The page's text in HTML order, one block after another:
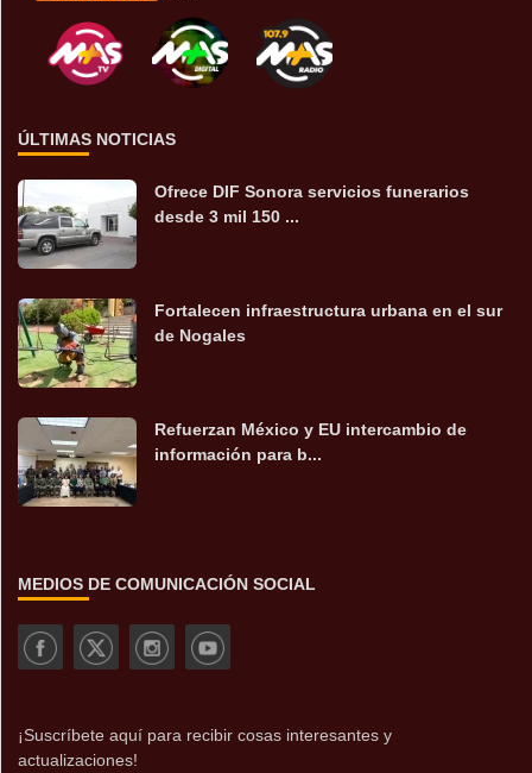
ÚLTIMAS NOTICIAS
Ofrece DIF Sonora servicios funerarios
desde 3 mil 150 ...
Fortalecen infraestructura urbana en el sur
de Nogales
Refuerzan México y EU intercambio de
información para b...
MEDIOS DE COMUNICACIÓN SOCIAL
¡Suscríbete aquí para recibir cosas interesantes y
actualizaciones!